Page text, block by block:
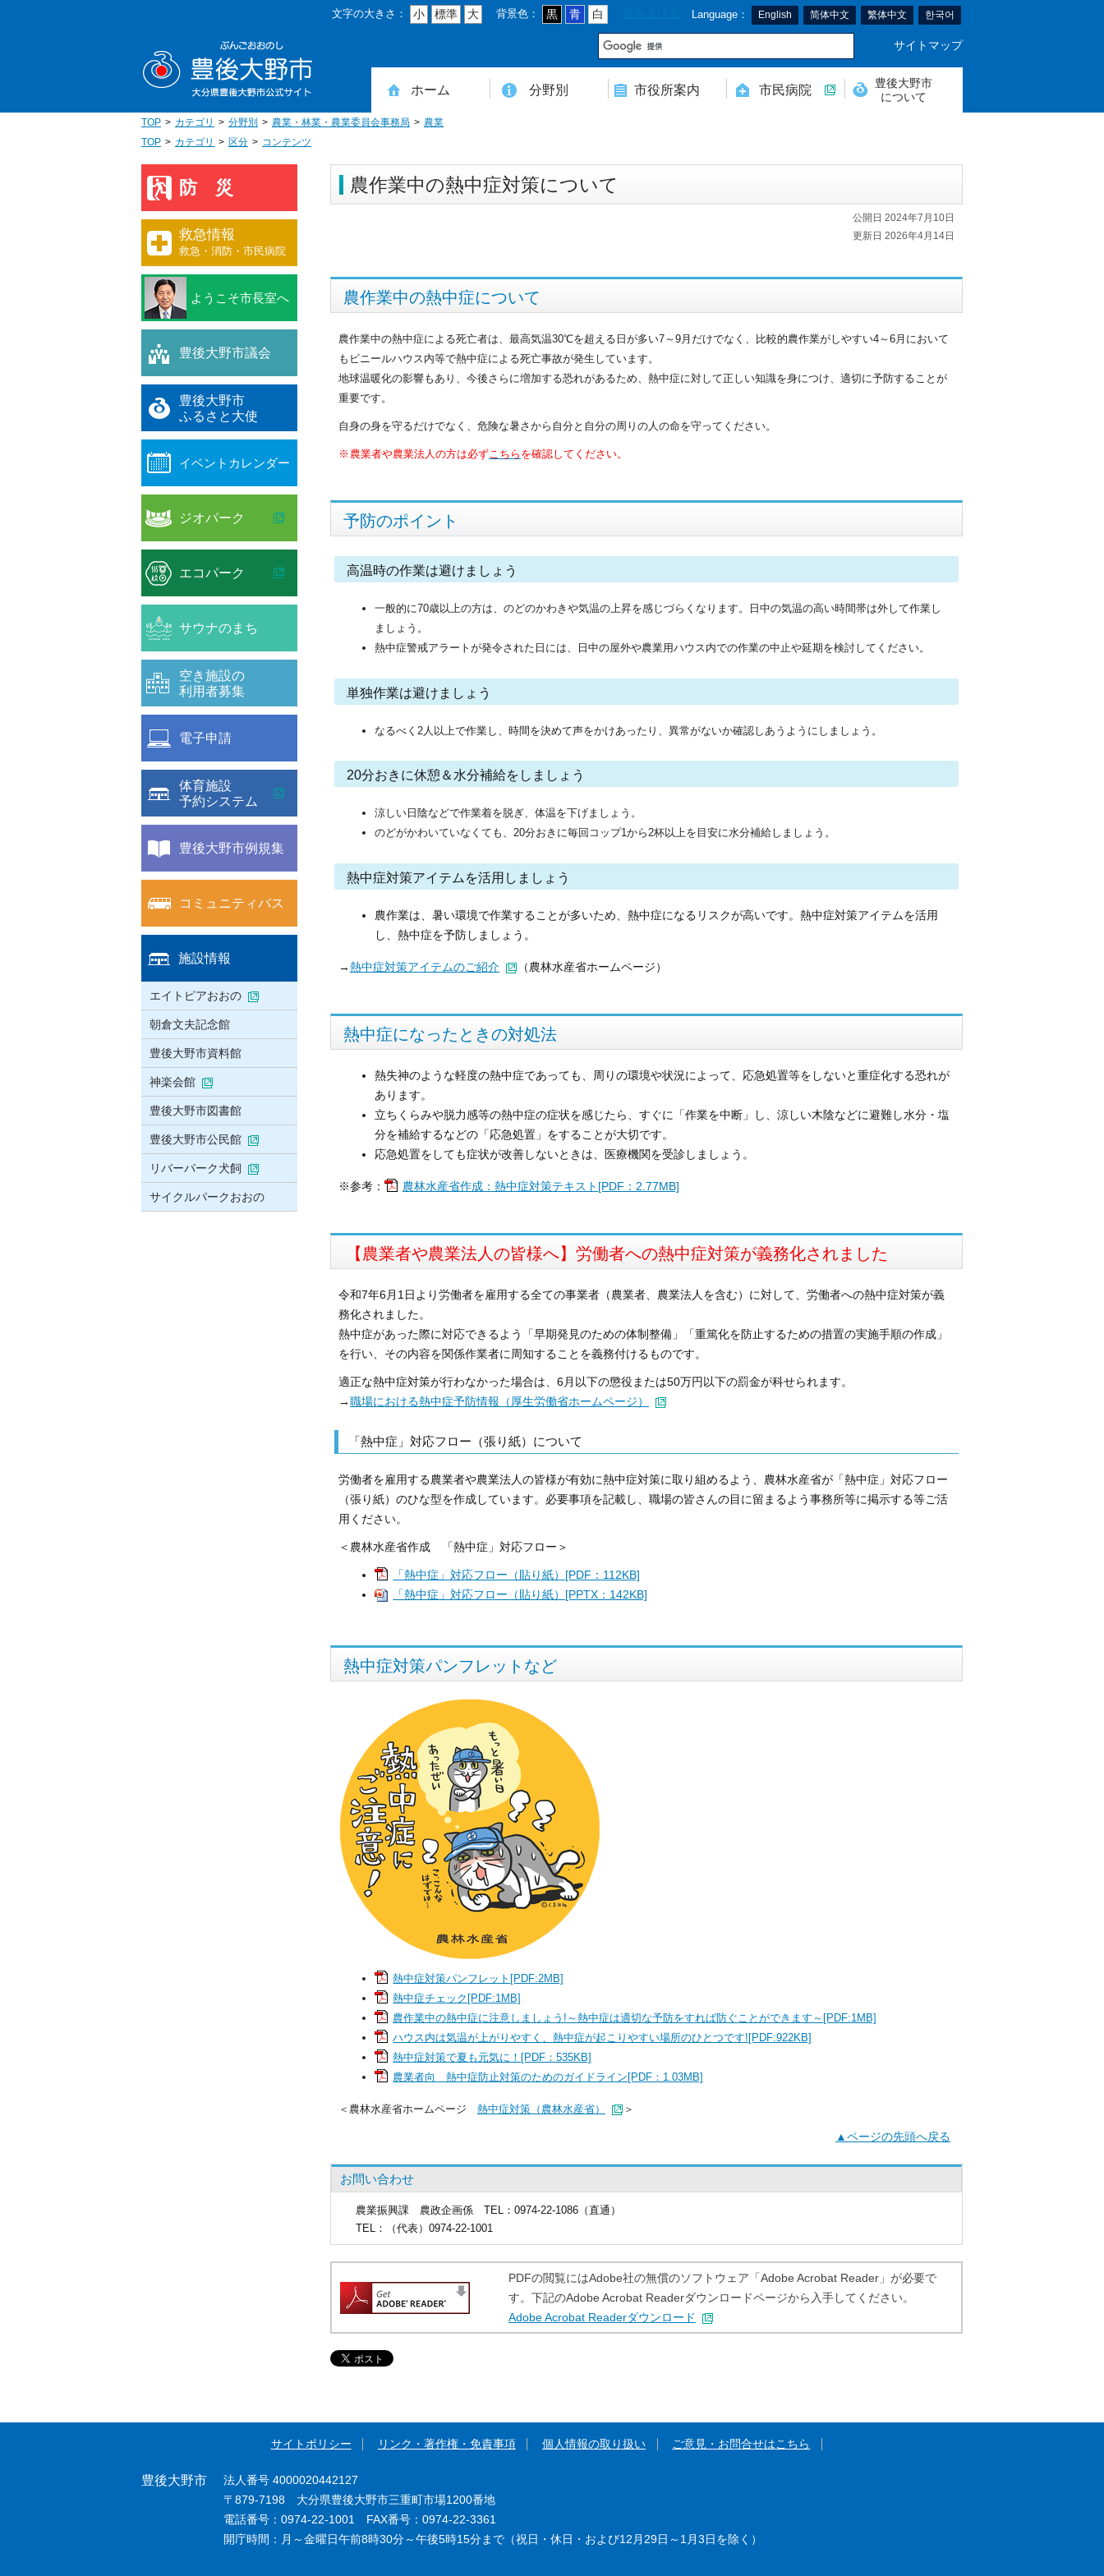
移
文字の大きさ： 小 標準 大 背景色： 黒 青 白 Language： English 简体中文 繁体中文 한국어
サイトマップ
ホーム 分野別
住民登録・戸籍・印鑑・マイナンバー
税・年金・国民健康保険・後期高齢者医療
教育・文化・スポーツ・人権・男女共同参画
健康・医療・介護・福祉・食育
消防・防災・安全・環境・ごみ・住宅・水道
商工・労働・消費者行政
入札・契約・工事・委託
農業・林業・農業委員会事務局
道路・都市計画・地籍・交通
議会・選管・監査
まちづくり・財政・管財・各種計画・人事・各支所・その他
市役所案内
本庁舎案内図
庁舎案内
行政組織
市民病院
豊後大野市
について
人口・世帯数・高齢者人口
豊後大野市の概要
豊後大野市の歴史
合併経過
市章・市民憲章・市花・市木等
豊後大野市友好交流協定
豊後大野市のすがた
豊後大野市の観光
豊後大野市の各種計画
ようこそ市長室へ
名誉市民
豊後大野市ふるさと大使
TOP カテゴリ 分野別 農業・林業・農業委員会事務局
農業
TOP
カテゴリ 区分 コンテンツ
農作業中の熱中症対策について
公開日 2024年7月10日
更新日 2026年4月14日
農作業中の熱中症について
農作業中の熱中症による死亡者は、最高気温30℃を超える日が多い7～9月だけでなく、比較的農作業がしやすい4～6月において
もビニールハウス内等で熱中症による死亡事故が発生しています。
地球温暖化の影響もあり、今後さらに増加する恐れがあるため、熱中症に対して正しい知識を身につけ、適切に予防することが
重要です。
自身の身を守るだけでなく、危険な暑さから自分と自分の周りの人の命を守ってください。
※ 農業者や農業法人の方は必ずこちら を確認してください。
予防のポイント
高温時の作業は避けましょう
一般的に70歳以上の方は、のどのかわきや気温の上昇を感じづらくなります。日中の気温の高い時間帯は外して作業し
ましょう。
熱中症警戒アラートが発令された日には、日中の屋外や農業用ハウス内での作業の中止や延期を検討してください。
単独作業は避けましょう
なるべく2人以上で作業し、時間を決めて声をかけあったり、異常がないか確認しあうようにしましょう。
20分おきに休憩＆水分補給をしましょう
涼しい日陰などで作業着を脱ぎ、体温を下げましょう。
のどがかわいていなくても、20分おきに毎回コップ1から2杯以上を目安に水分補給しましょう。
熱中症対策アイテムを活用しましょう
農作業は、暑い環境で作業することが多いため、熱中症になるリスクが高いです。熱中症対策アイテムを活用
し、熱中症を予防しましょう。
→ 熱中症対策アイテムのご紹介 （農林水産省ホームページ）
熱中症になったときの対処法
熱失神のような軽度の熱中症であっても、周りの環境や状況によって、応急処置等をしないと重症化する恐れが
あります。
立ちくらみや脱力感等の熱中症の症状を感じたら、すぐに「作業を中断」し、涼しい木陰などに避難し水分・塩
分を補給するなどの「応急処置」をすることが大切です。
応急処置をしても症状が改善しないときは、医療機関を受診しましょう。
※参考： 農林水産省作成：熱中症対策テキスト[PDF：2.77MB]
【農業者や農業法人の皆様へ】労働者への熱中症対策が義務化されました
令和7年6月1日より労働者を雇用する全ての事業者（農業者、農業法人を含む）に対して、労働者への熱中症対策が義
務化されました。
熱中症があった際に対応できるよう「早期発見のための体制整備」「重篤化を防止するための措置の実施手順の作成」
を行い、その内容を関係作業者に周知することを義務付けるものです。
適正な熱中症対策が行わなかった場合は、6月以下の懲役または50万円以下の罰金が科せられます。
→ 職場における熱中症予防情報（厚生労働省ホームページ）
「熱中症」対応フロー（張り紙）について
労働者を雇用する農業者や農業法人の皆様が有効に熱中症対策に取り組めるよう、農林水産省が「熱中症」対応フロー
（張り紙）のひな型を作成しています。必要事項を記載し、職場の皆さんの目に留まるよう事務所等に掲示する等ご活
用ください。
＜農林水産省作成 「熱中症」対応フロー＞
「熱中症」対応フロー（貼り紙）[PDF：112KB]
「熱中症」対応フロー（貼り紙）[PPTX：142KB]
熱中症対策パンフレットなど
熱中症対策パンフレット[PDF:2MB]
熱中症チェック[PDF:1MB]
農作業中の熱中症に注意しましょう!～熱中症は適切な予防をすれば防ぐことができます～[PDF:1MB]
ハウス内は気温が上がりやすく、熱中症が起こりやすい場所のひとつです![PDF:922KB]
熱中症対策で夏も元気に！[PDF：535KB]
農業者向 熱中症防止対策のためのガイドライン[PDF：1.03MB]
＜農林水産省ホームページ 熱中症対策（農林水産省） ＞
▲ページの先頭へ戻る
お問い合わせ
農業振興課
農政企画係 TEL：0974-22-1086（直通）
TEL ：（代表）0974-22-1001
PDFの閲覧にはAdobe社の無償のソフトウェア「Adobe Acrobat Reader」が必要で
す。下記のAdobe Acrobat Readerダウンロードページから入手してください。
Adobe Acrobat Readerダウンロード
防災
救急情報
救急・消防・市民病院
ようこそ市長室へ
豊後大野市議会
豊後大野市
ふるさと大使
イベントカレンダー
ジオパーク
エコパーク
サウナのまち
空き施設の
利用者募集
電子申請
体育施設
予約システム
豊後大野市例規集
コミュニティバス
施設情報
エイトピアおおの
朝倉文夫記念館
豊後大野市資料館
神楽会館
豊後大野市図書館
豊後大野市公民館
リバーパーク犬飼
サイクルパークおおの
サイトポリシー リンク・著作権・免責事項 個人情報の取り扱い ご意見・お問合せはこちら
豊後大野市
法人番号 4000020442127
〒879-7198 大分県豊後大野市三重町市場1200番地
電話番号：0974-22-1001 FAX番号：0974-22-3361
開庁時間：月～金曜日午前8時30分～午後5時15分まで（祝日・休日・および12月29日～1月3日を除く）